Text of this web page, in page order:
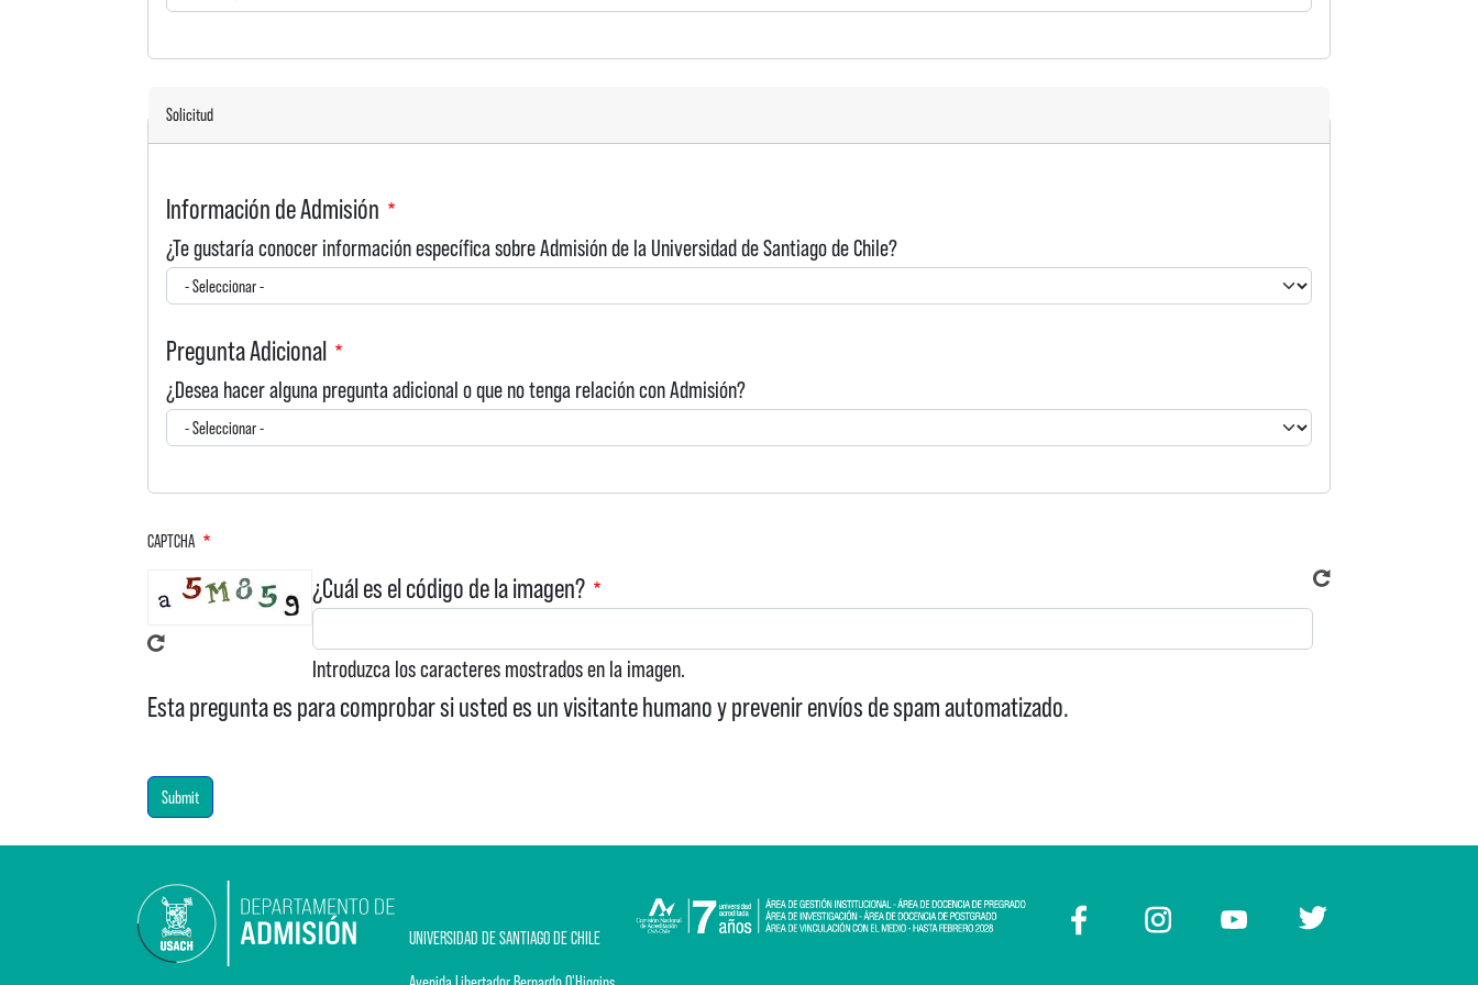
Solicitud
Información de Admisión
¿Te gustaría conocer información específica sobre Admisión de la Universidad de Santiago de Chile?
Pregunta Adicional
¿Desea hacer alguna pregunta adicional o que no tenga relación con Admisión?
CAPTCHA
¿Cuál es el código de la imagen?
Introduzca los caracteres mostrados en la imagen.
Esta pregunta es para comprobar si usted es un visitante humano y prevenir envíos de spam automatizado.
UNIVERSIDAD DE SANTIAGO DE CHILE